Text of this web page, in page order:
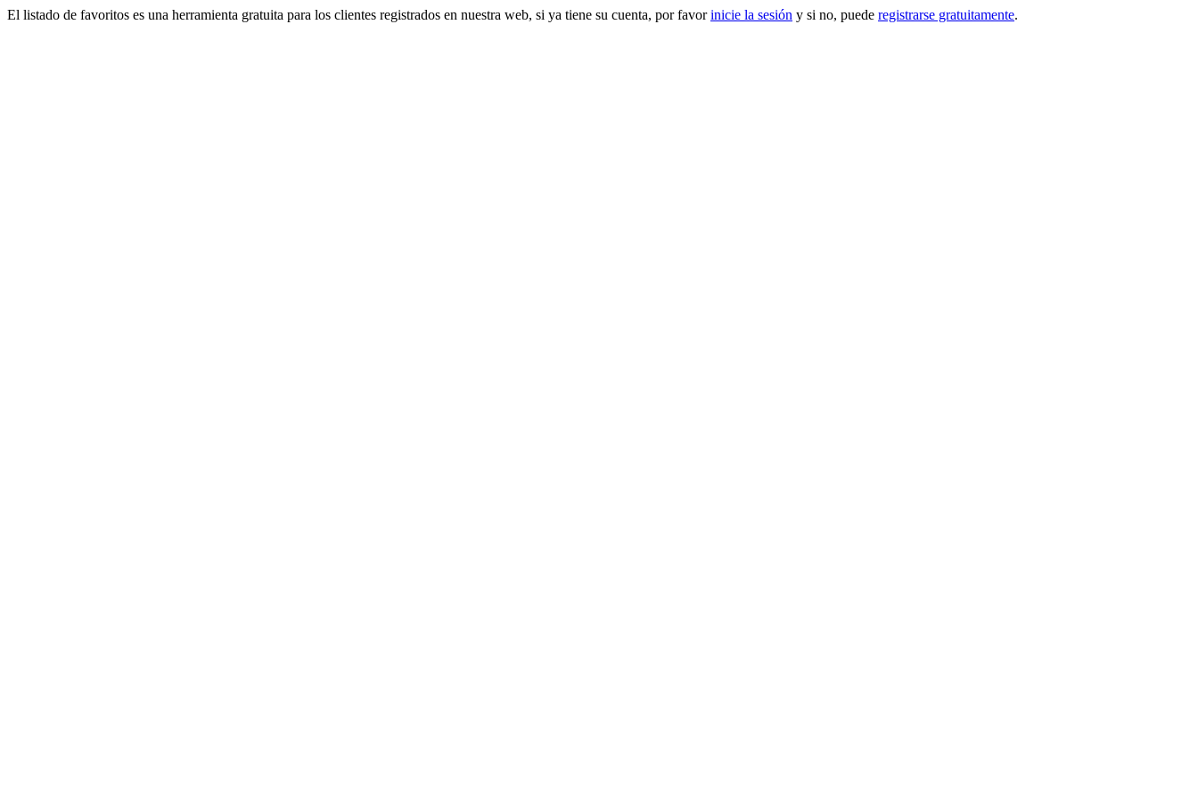
El listado de favoritos es una herramienta gratuita para los clientes registrados en nuestra web, si ya tiene su cuenta, por favorinicie la sesión y si no, puede registrarse gratuitamente.